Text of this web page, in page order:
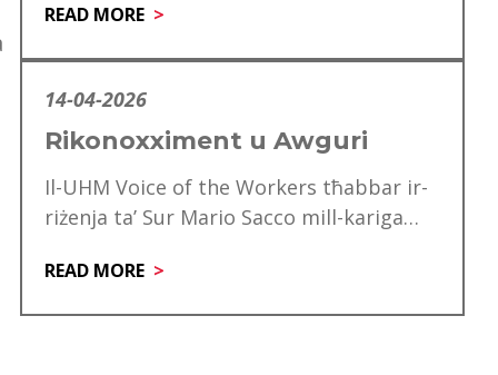
mfakkar ukoll is-60 anniversarju…
READ MORE
14-04-2026
Rikonoxximent u Awguri
Il-UHM Voice of the Workers tħabbar ir-
riżenja ta’ Sur Mario Sacco mill-kariga
servizz tiegħu,…
READ MORE